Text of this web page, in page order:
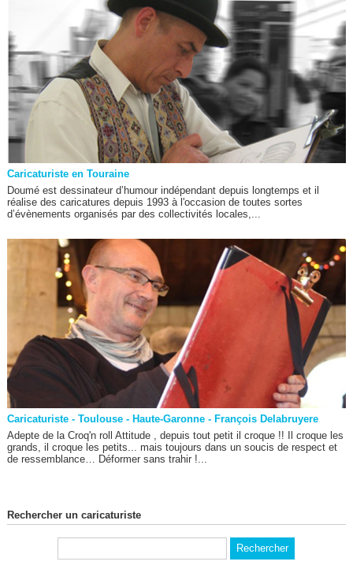
Caricaturiste en Touraine
Doumé est dessinateur d’humour indépendant depuis longtemps et il
réalise des caricatures depuis 1993 à l'occasion de toutes sortes
d’évènements organisés par des collectivités locales,...
Caricaturiste - Toulouse - Haute-Garonne - François Delabruyere
Adepte de la Croq'n roll Attitude , depuis tout petit il croque !! Il croque les
grands, il croque les petits... mais toujours dans un soucis de respect et
de ressemblance… Déformer sans trahir !...
Rechercher un caricaturiste